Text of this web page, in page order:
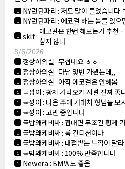
1 NY런던파리:저도 많이 들었습니다
1 NY런던파리: 에코걸 하는 놈들 있으
1 sklf: 에코걸은 한번 해보는거 추천
싶지 않다
8/6/2026
1 정상하의실:무섭네요 ㅎㅎ
1 정상하의실: 다낭 몇번 가봤는데,,
1 정상하의실: 아직 에코걸은 안해봄
1 국깡이:황제 가라오케 시설 진짜 좋
1 국깡이: 다음 주에 거래처 형님들 모
1 국깡이:고민 중입니다
1 국밥왜케비싸: 접대면 무조건 황제
1 국밥왜케비싸:룸 컨디션이나
1 국밥왜케비싸: 대접받는 느낌이 달
1 국밥왜케비싸: 100% 만족합니다
1 Newera: BMW도 좋음